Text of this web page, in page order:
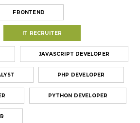
FRONTEND
IT RECRUITER
JAVASCRIPT DEVELOPER
PHP DEVELOPER
PYTHON DEVELOPER